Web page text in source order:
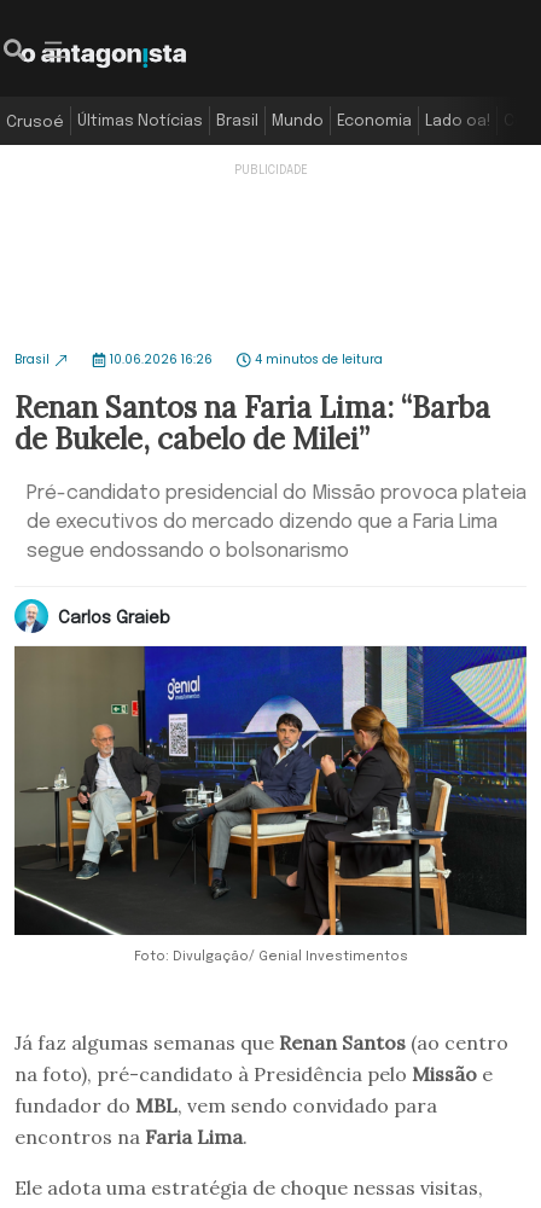
Crusoé Últimas Notícias Brasil Mundo Economia Lado oa!
Brasil 10.06.2026 16:26 4 minutos de leitura
Renan Santos na Faria Lima: “Barba
de Bukele, cabelo de Milei”
Pré-candidato presidencial do Missão provoca plateia
de executivos do mercado dizendo que a Faria Lima
segue endossando o bolsonarismo
Carlos Graieb
Foto: Divulgação/ Genial Investimentos
Já faz algumas semanas que Renan Santos (ao centro
na foto), pré-candidato à Presidência pelo Missão e
fundador do MBL, vem sendo convidado para
encontros na Faria Lima.
Ele adota uma estratégia de choque nessas visitas,